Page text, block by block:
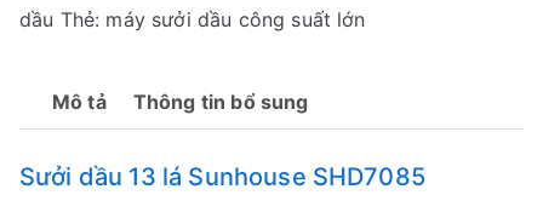
dầu Thẻ: máy sưởi dầu công suất lớn
Mô tả Thông tin bổ sung
Sưởi dầu 13 lá Sunhouse SHD7085